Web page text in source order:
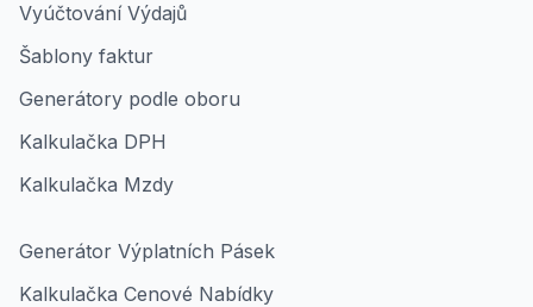
Vyúčtování Výdajů
Šablony faktur
Generátory podle oboru
Kalkulačka DPH
Kalkulačka Mzdy
Generátor Výplatních Pásek
Kalkulačka Cenové Nabídky